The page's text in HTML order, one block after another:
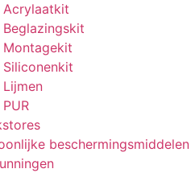
Acrylaatkit
Beglazingskit
Montagekit
Siliconenkit
Lijmen
PUR
beschermingsmiddelen